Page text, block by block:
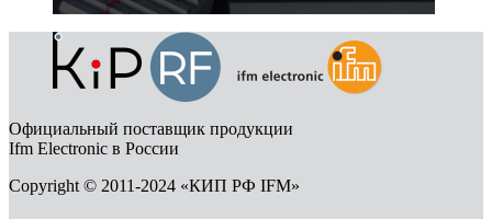
Официальный поставщик продукции
Ifm Electronic в России
Copyright © 2011-2024 «КИП РФ IFM»